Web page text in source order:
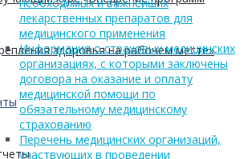
здоровья на рабочем месте»
лекарственных препаратов для
медицинского применения
Информация о страховых медицинских
организациях, с которыми заключены
договора на оказание и оплату
медицинской помощи по
обязательному медицинскому
страхованию
Перечень медицинских организаций,
участвующих в проведении